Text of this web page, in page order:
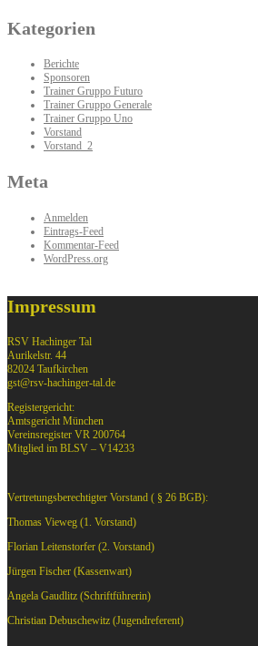
Kategorien
Berichte
Sponsoren
Trainer Gruppo Futuro
Trainer Gruppo Generale
Trainer Gruppo Uno
Vorstand
Vorstand_2
Meta
Anmelden
Eintrags-Feed
Kommentar-Feed
WordPress.org
Impressum
RSV Hachinger Tal
Aurikelstr. 44
82024 Taufkirchen
gst@rsv-hachinger-tal.de
Registergericht:
Amtsgericht München
Vereinsregister VR 200764
Mitglied im BLSV – V14233
Vertretungsberechtigter Vorstand ( § 26 BGB):
Thomas Vieweg (1. Vorstand)
Florian Leitenstorfer (2. Vorstand)
Jürgen Fischer (Kassenwart)
Angela Gaudlitz (Schriftführerin)
Christian Debuschewitz (Jugendreferent)